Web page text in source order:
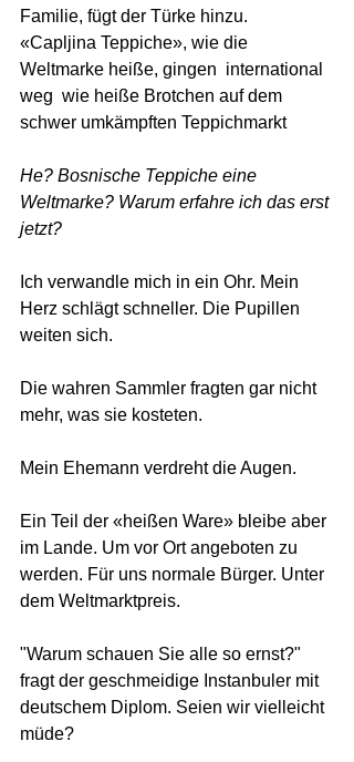
Familie, fügt der Türke hinzu.
«Capljina Teppiche», wie die
Weltmarke heiße, gingen  international
weg  wie heiße Brotchen auf dem
schwer umkämpften Teppichmarkt
He? Bosnische Teppiche eine
Weltmarke? Warum erfahre ich das erst
jetzt?
Ich verwandle mich in ein Ohr. Mein
Herz schlägt schneller. Die Pupillen
weiten sich.
Die wahren Sammler fragten gar nicht
mehr, was sie kosteten.
Mein Ehemann verdreht die Augen.
Ein Teil der «heißen Ware» bleibe aber
im Lande. Um vor Ort angeboten zu
werden. Für uns normale Bürger. Unter
dem Weltmarktpreis.
"Warum schauen Sie alle so ernst?"
fragt der geschmeidige Instanbuler mit
deutschem Diplom. Seien wir vielleicht
müde?